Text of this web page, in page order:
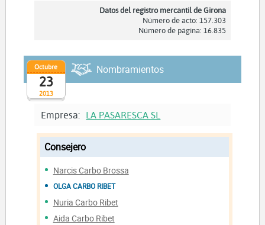
Datos del registro mercantil de Girona
Número de acto: 157.303
Número de página: 16.835
2013
Octubre
23
Nombramientos
Empresa: LA PASARESCA SL
Consejero
Narcis Carbo Brossa
OLGA CARBO RIBET
Nuria Carbo Ribet
Aida Carbo Ribet